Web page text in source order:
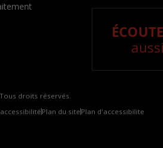
droits réservés.
Plan du site Plan d'accessibilite